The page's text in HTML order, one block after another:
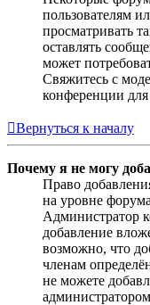
пользователям
просматривать
оставлять
может
Свяжитесь с
конференции для
Вернуться к началу
Почему я не могу
Право
на уровне
Администратор
добавление
возможно, что
членам
не можете